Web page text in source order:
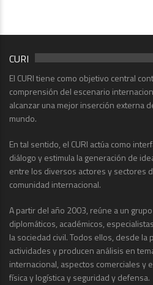
CURI
El CURI tiene como objetivo central
comprensión del escenario
alcanzar una mejor inserción externa
mundo.
En tal sentido, el CURI actúa como
diálogo y estimula la generación de
entre los diversos actores y sectores
comunidad internacional.
A partir del año 2003, reúne a un
diplomáticos, académicos,
la sociedad civil. Todos ellos, desde la
actividades y producen análisis en
internacional, aspectos comerciales y
física y logística y seguridad y defensa.